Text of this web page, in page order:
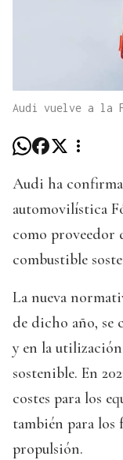
Audi vuelve a la
Audi ha
automovilística
como proveedor
combustible
La nueva
de dicho año, se
y en la
sostenible. En
costes para los
también para los
propulsión.